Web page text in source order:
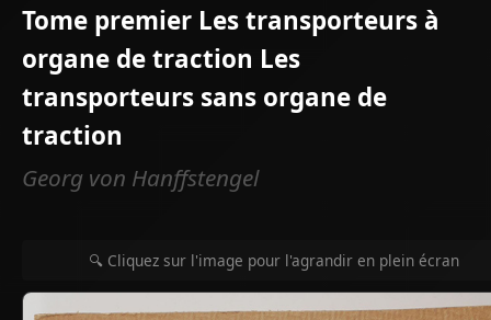
Tome premier Les transporteurs à
organe de traction Les
transporteurs sans organe de
traction
Georg von Hanffstengel
🔍 Cliquez sur l'image pour l'agrandir en plein écran